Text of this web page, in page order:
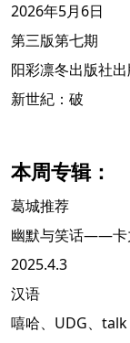
2026年5月6日
第三版第七期
阳彩凛冬出版社出
新世紀：破
本周专辑：
葛城推荐
幽默与笑话——卡
2025.4.3
汉语
嘻哈、UDG、